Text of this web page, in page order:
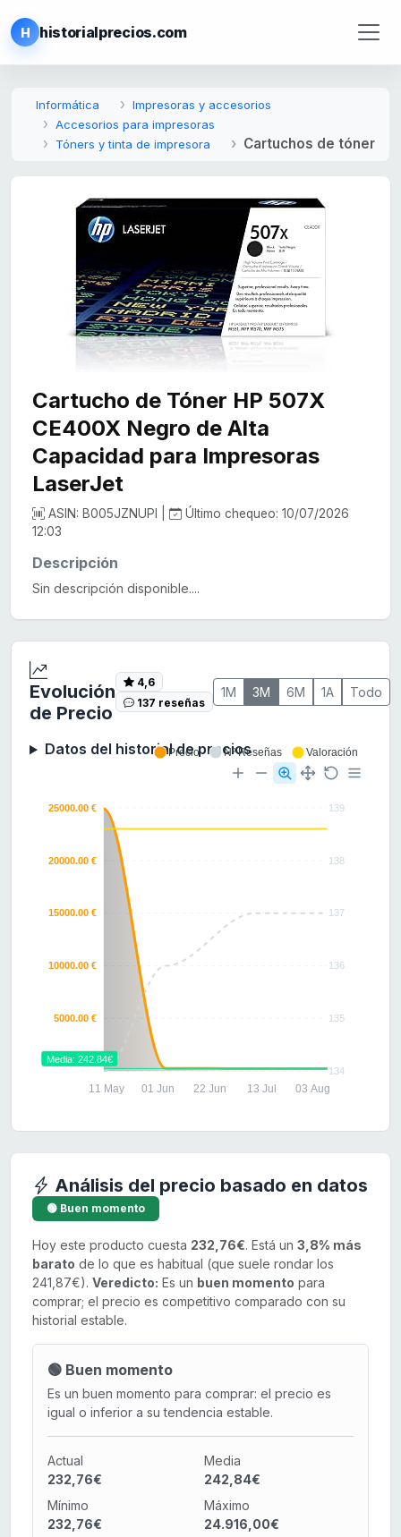
H historialprecios.com
Informática
Impresoras y accesorios
Accesorios para impresoras
Tóners y tinta de impresora
Cartuchos de tóner
Cartucho de Tóner HP 507X
CE400X Negro de Alta
Capacidad para Impresoras
LaserJet
ASIN: B005JZNUPI |
Último chequeo: 10/07/2026
12:03
Descripción
Sin descripción disponible....
Evolución
de Precio
4,6
137 reseñas
1M 3M 6M 1A Todo
Datos del historial de precios
139
138
137
136
135
134
25000.00 €
20000.00 €
15000.00 €
10000.00 €
5000.00 €
11 May 01 Jun 22 Jun 13 Jul 03 Aug
Media: 242.84€
Precio Nº Reseñas Valoración
Análisis del precio basado en datos
🟢 Buen momento
Hoy este producto cuesta 232,76€. Está un 3,8% más
barato de lo que es habitual (que suele rondar los
241,87€). Veredicto: Es un buen momento para
comprar; el precio es competitivo comparado con su
historial estable.
🟢 Buen momento
Es un buen momento para comprar: el precio es
igual o inferior a su tendencia estable.
Actual
232,76€
Media
242,84€
Mínimo
232,76€
Máximo
24.916,00€